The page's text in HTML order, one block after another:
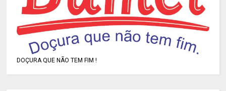
DOÇURA QUE NÃO TEM FIM !